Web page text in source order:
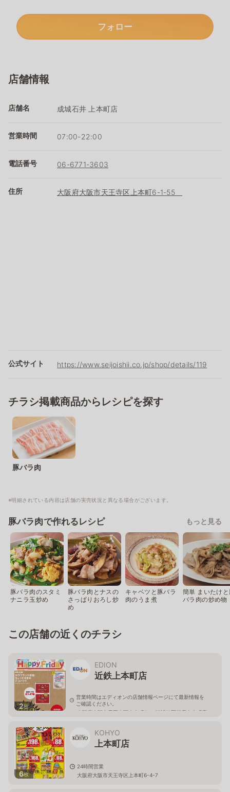
フォロー
店舗情報
店舗名 成城石井 上本町店
営業時間 07:00-22:00
電話番号 06-6771-3603
住所 大阪府大阪市天王寺区上本町6-1-55
公式サイト https://www.seijoishii.co.jp/shop/details/119
チラシ掲載商品からレシピを探す
豚バラ肉
※明細されている内容は店舗の実売状況と異なる場合がございます。
豚バラ肉で作れるレシピ もっと見る
豚バラ肉のスタミ
ナニラ玉炒め
豚バラ肉とナスの
さっぱりおろし炒
め
キャベツと豚バラ
肉のうま煮
簡単 まいたけ
バラ肉の炒め物
この店舗の近くのチラシ
2枚
EDION
近鉄上本町店
営業時間はエディオンの店舗情報ページにて最新情報を
ご確認ください。
大阪府大阪市天王寺区上本町6-1-55近鉄百貨店上本町店
6枚
KOHYO
上本町店
24時間営業
大阪府大阪市天王寺区上本町6-4-7